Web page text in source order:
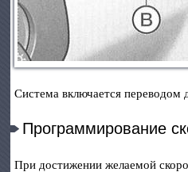
Система включается
Программирование
При достижении желаемой